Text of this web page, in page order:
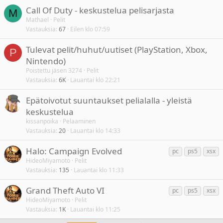
M Call Of Duty - keskustelua pelisarjasta
Mathael
Pelit
Vastauksia 67 Eilen klo 07:59
P
Tulevat pelit/huhut/uutiset (PlayStation, Xbox,
Nintendo)
Poistettu jäsen 3274 Pelit
Vastauksia 6K Lauantai klo 22:21
Epätoivotut suuntaukset pelialalla - yleistä
keskustelua
kissanpoika
Pelaaminen
Vastauksia 20 Lauantai klo 14:33
T
n
pc ps5 xsx
Halo: Campaign Evolved
HideoMiyamoto Pelit
Vastauksia 135 Lauantai klo 11:33
T
n
pc ps5 xsx
Grand Theft Auto VI
HideoMiyamoto Pelit
Vastauksia 1K Lauantai klo 11:25